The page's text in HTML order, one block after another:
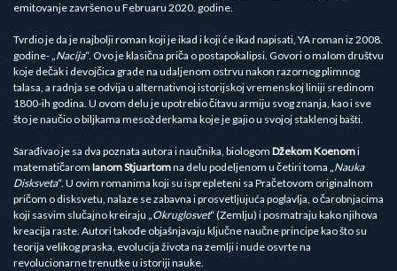
emitovanje završeno u Februaru 2020. godine.
Tvrdio je da je najbolji roman koji je ikad i koji će ikad napisati, YA roman iz 2008.
godine- „Nacija“. Ovo je klasična priča o postapokalipsi. Govori o malom društvu
koje dečak i devojčica grade na udaljenom ostrvu nakon razornog plimnog
talasa, a radnja se odvija u alternativnoj istorijskoj vremenskoj liniji sredinom
1800-ih godina. U ovom delu je upotrebio čitavu armiju svog znanja, kao i sve
što je naučio o biljkama mesožderkama koje je gajio u svojoj staklenoj bašti.
Sarađivao je sa dva poznata autora i naučnika, biologom Džekom Koenomi
matematičarom Ianom Stjuartomna delu podeljenom u četiri toma „Nauka
Disksveta“. U ovim romanima koji su isprepleteni sa Pračetovom originalnom
pričom o disksvetu, nalaze se zabavna i prosvetljujuća poglavlja, o čarobnjacima
koji sasvim slučajno kreiraju „Okruglosvet“ (Zemlju) i posmatraju kako njihova
kreacija raste. Autori takođe objašnjavaju ključne naučne principe kao što su
teorija velikog praska, evolucija života na zemlji i nude osvrte na
revolucionarne trenutke u istoriji nauke.